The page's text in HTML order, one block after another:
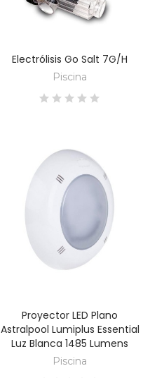
DESCUBRE
Electrólisis Go Salt 7G/H
Piscina
DESCUBRE
Proyector LED Plano
Astralpool Lumiplus Essential
Luz Blanca 1485 Lumens
Piscina